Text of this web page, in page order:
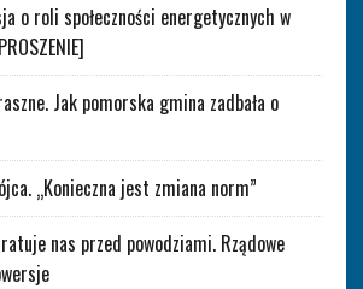
o roli społeczności energetycznych w
Jak pomorska gmina zadbała o
„Konieczna jest zmiana norm”
nas przed powodziami. Rządowe